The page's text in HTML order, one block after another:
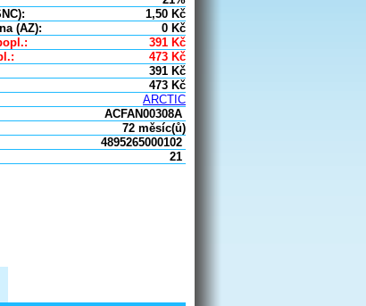
1,50 Kč
(AZ):
0 Kč
391 Kč
473 Kč
391 Kč
473 Kč
ARCTIC
ACFAN00308A
72 měsíc(ů)
4895265000102
21